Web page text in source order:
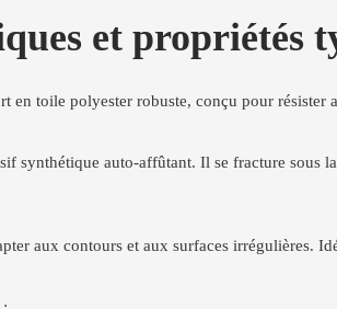
et propriétés
en toile polyester robuste, conçu pour résister
synthétique auto-affûtant. Il se fracture sous
aux contours et aux surfaces irrégulières.